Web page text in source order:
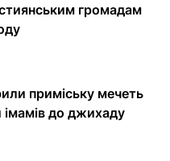
громадам
приміську мечеть
імамів до джихаду